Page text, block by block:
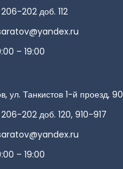
202 доб. 112
– 19:00
ул. Танкистов 1-й проезд, 90
202 доб. 120, 910-917
– 19:00